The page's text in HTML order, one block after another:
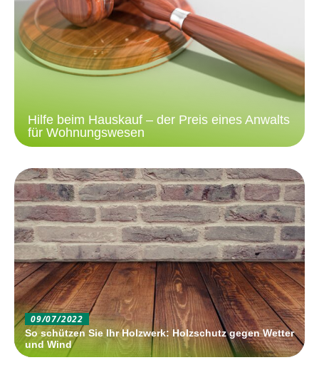
Hilfe beim Hauskauf – der Preis eines Anwalts
für Wohnungswesen
09/07/2022
So schützen Sie Ihr Holzwerk: Holzschutz gegen Wetter
und Wind